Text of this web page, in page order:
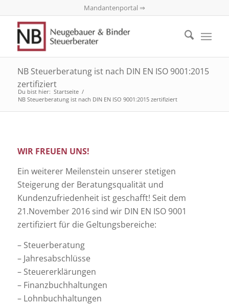
Mandantenportal ⇒
NB Steuerberatung ist nach DIN EN ISO 9001:2015
zertifiziert
Du bist hier: Startseite /
NB Steuerberatung ist nach DIN EN ISO 9001:2015 zertifiziert
WIR FREUEN UNS!
Ein weiterer Meilenstein unserer stetigen
Steigerung der Beratungsqualität und
Kundenzufriedenheit ist geschafft! Seit dem
21.November 2016 sind wir DIN EN ISO 9001
zertifiziert für die Geltungsbereiche:
– Steuerberatung
– Jahresabschlüsse
– Steuererklärungen
– Finanzbuchhaltungen
– Lohnbuchhaltungen